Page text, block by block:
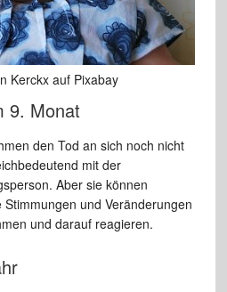
Kerckx auf Pixabay
9. Monat
den Tod an sich noch nicht
mit der
Aber sie können
und Veränderungen
und darauf reagieren.